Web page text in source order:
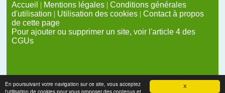
X
En poursuivant votre navigation sur ce site, vous acceptez
l'utilisation de cookies pour vous proposer des contenus et
Accueil | Mentions légales | Conditions générales
d'utilisation | Utilisation des cookies | Contact à propos
de cette page
Pour ajouter ou supprimer un site, voir l'article 4 des
CGUs